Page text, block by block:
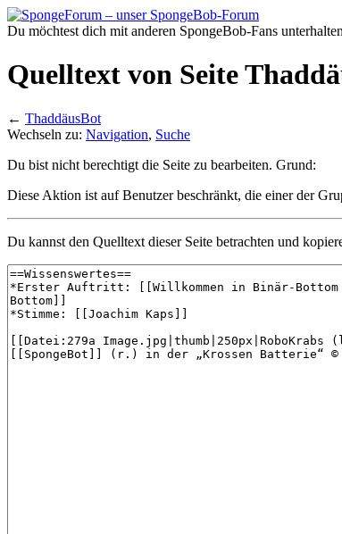
Du möchtest dich mit anderen SpongeBob-Fans
Quelltext von Seite
← ThaddäusBot
Wechseln zu: Navigation, Suche
Du bist nicht berechtigt die Seite zu bearbeiten. Grund:
Diese Aktion ist auf Benutzer beschränkt, die einer der
Du kannst den Quelltext dieser Seite betrachten und